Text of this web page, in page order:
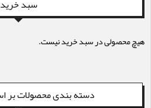
سبد خرید
هیچ محصولی در سبد خرید نیست.
دسته بندی محصولات بر